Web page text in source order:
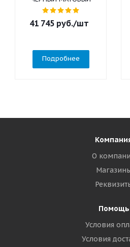
41 745 руб./шт
Подробнее
О
Помощь
Условия
Условия